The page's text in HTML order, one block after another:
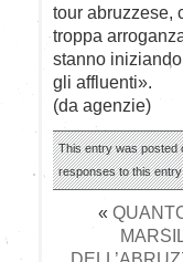
tour abruzzese,
troppa
stanno
gli affluenti».
(da agenzie)
This entry was posted
responses to this
«